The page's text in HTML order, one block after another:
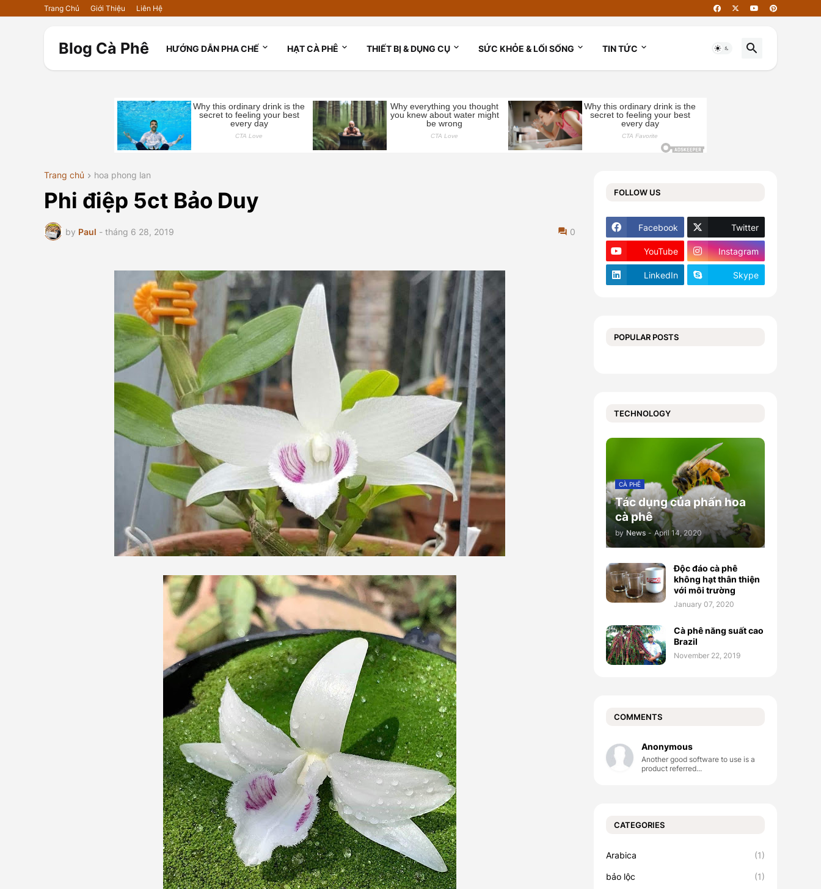
Trang Chủ Giới Thiệu Liên Hệ
Blog Cà Phê HƯỚNG DẪN PHA CHẾ HẠT CÀ PHÊ THIẾT BỊ & DỤNG CỤ SỨC KHỎE & LỐI SỐNG TIN TỨC
Trang chủ hoa phong lan
Phi điệp 5ct Bảo Duy
by Paul - tháng 6 28, 2019 0
FOLLOW US
Facebook Twitter
YouTube Instagram
LinkedIn Skype
POPULAR POSTS
TECHNOLOGY
CÀ PHÊ
Tác dụng của phấn hoa
cà phê
by News - April 14, 2020
Độc đáo cà phê
không hạt thân thiện
với môi trường
January 07, 2020
Cà phê năng suất cao
Brazil
November 22, 2019
COMMENTS
Anonymous
Another good software to use is a
product referred...
CATEGORIES
Arabica (1)
bảo lộc (1)